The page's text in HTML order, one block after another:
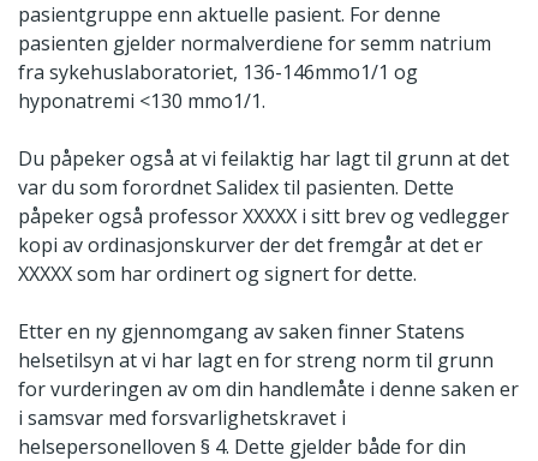
pasientgruppe enn aktuelle pasient. For denne
pasienten gjelder normalverdiene for semm natrium
fra sykehuslaboratoriet, 136-146mmo1/1 og
hyponatremi <130 mmo1/1.
Du påpeker også at vi feilaktig har lagt til grunn at det
var du som forordnet Salidex til pasienten. Dette
påpeker også professor XXXXX i sitt brev og vedlegger
kopi av ordinasjonskurver der det fremgår at det er
XXXXX som har ordinert og signert for dette.
Etter en ny gjennomgang av saken finner Statens
helsetilsyn at vi har lagt en for streng norm til grunn
for vurderingen av om din handlemåte i denne saken er
i samsvar med forsvarlighetskravet i
helsepersonelloven § 4. Dette gjelder både for din